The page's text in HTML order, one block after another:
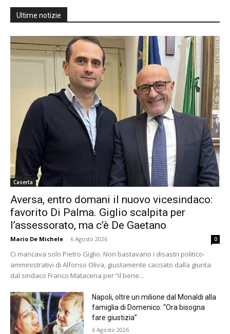
Ultime notizie
Caserta
Aversa, entro domani il nuovo vicesindaco:
favorito Di Palma. Giglio scalpita per
l’assessorato, ma c’è De Gaetano
Mario De Michele - 6 Agosto 2026 0
Ci mancava solo Pietro Giglio. Non bastavano i disastri politico-
amministrativi di Alfonso Oliva, giustamente cacciato dalla giunta
dal sindaco Franco Matacena per “il bene...
Napoli, oltre un milione dal Monaldi alla
famiglia di Domenico: “Ora bisogna
fare giustizia”
6 Agosto 2026